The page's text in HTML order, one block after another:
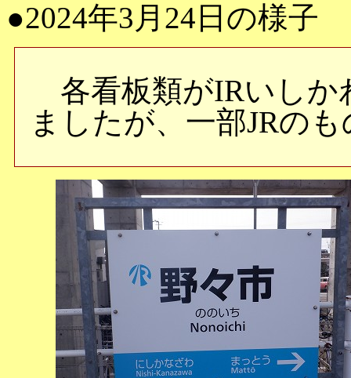
●2024年3月24日の様子
各看板類がIRいしか
ましたが、一部JRの